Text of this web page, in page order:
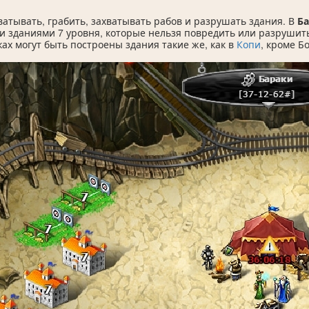
грабить, захватывать рабов и разрушать здания. В
зданиями 7 уровня, которые нельзя повредить или
могут быть построены здания такие же, как в Копи, кроме